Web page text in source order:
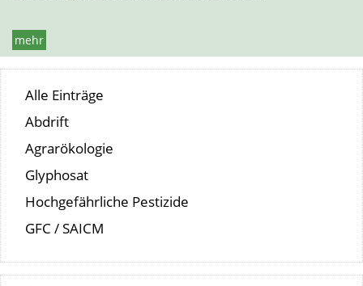
mehr
Alle Einträge
Abdrift
Agrarökologie
Glyphosat
Hochgefährliche Pestizide
GFC / SAICM